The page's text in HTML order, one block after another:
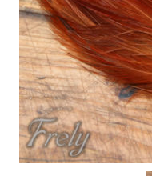
Contact